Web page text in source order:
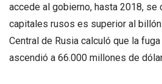
accede al gobierno, hasta 2018, se
capitales rusos es superior al
Central de Rusia calculó que la
ascendió a 66.000 millones de